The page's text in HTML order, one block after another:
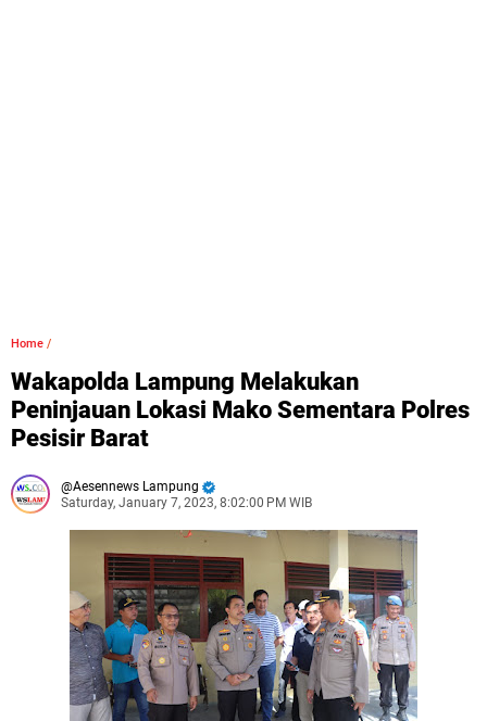
Home /
Wakapolda Lampung Melakukan
Peninjauan Lokasi Mako Sementara Polres
Pesisir Barat
Aesennews Lampung
Saturday, January 7, 2023, 8:02:00 PM WIB